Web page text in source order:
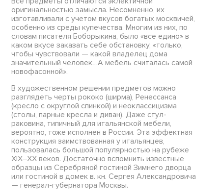
оригинальностью замысла. Несомненно, их
изготавливали с учетом вкусов богатых москвичей,
особенно из среды купечества. Многим из них, по
словам писателя Боборыкина, было «все едино» в
каком вкусе заказать себе обстановку, «только,
чтобы чувствовали — какой владелец дома
значительный человек…А мебель считалась самой
новофасонной».
В художественном решении предметов можно
разглядеть черты рококо (ширма), Ренессанса
(кресло с округлой спинкой) и неоклассицизма
(столы, парные кресла и диван). Даже стул-
раковина, типичный для итальянской мебели,
вероятно, тоже исполнен в России. Эта эффектная
конструкция заимствованная у итальянцев,
пользовалась большой популярностью на рубеже
XIX–XX веков. Достаточно вспомнить известные
образцы из Серебряной гостиной Зимнего дворца
или гостиной в домек в. кн. Сергея Александровича
— генерал-губернатора Москвы.